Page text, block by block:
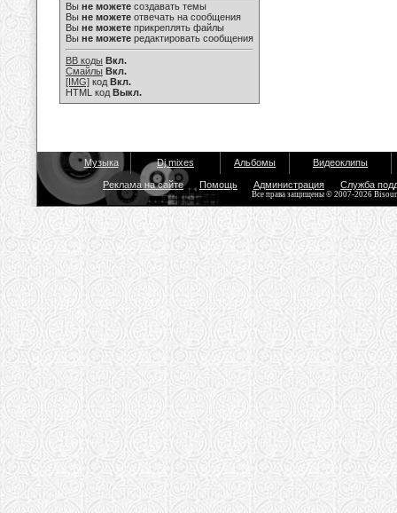
Вы не можете создавать темы
Вы не можете отвечать на сообщения
Вы не можете прикреплять файлы
Вы не можете редактировать сообщения
BB коды Вкл.
Смайлы Вкл.
[IMG] код Вкл.
HTML код Выкл.
Музыка Dj mixes Альбомы Видеоклипы
Реклама на сайте Помощь Администрация Служба
Все права защищены © 2007-2026